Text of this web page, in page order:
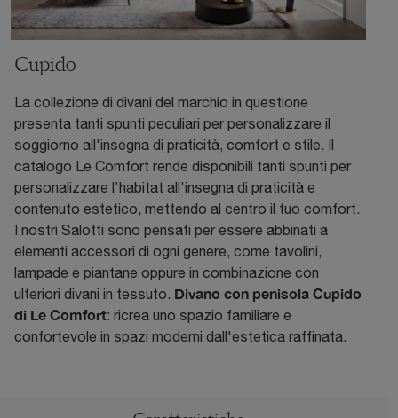
Cupido
La collezione di divani del marchio in questione
presenta tanti spunti peculiari per personalizzare il
soggiorno all'insegna di praticità, comfort e stile. Il
catalogo Le Comfort rende disponibili tanti spunti per
personalizzare l'habitat all'insegna di praticità e
contenuto estetico, mettendo al centro il tuo comfort.
I nostri Salotti sono pensati per essere abbinati a
elementi accessori di ogni genere, come tavolini,
lampade e piantane oppure in combinazione con
ulteriori divani in tessuto. Divano con penisola Cupido
di Le Comfort: ricrea uno spazio familiare e
confortevole in spazi moderni dall'estetica raffinata.